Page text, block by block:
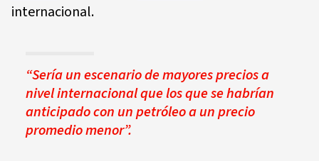
internacional.
“Sería un escenario de mayores precios a
nivel internacional que los que se habrían
anticipado con un petróleo a un precio
promedio menor”.